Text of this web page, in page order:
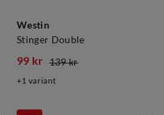
Westin
Stinger Double
discounted
99 kr
original
139 kr
1 variant